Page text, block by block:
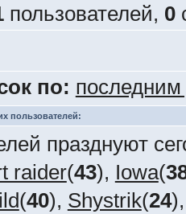
пользователей, 0
по:
пользователей:
празднуют
raider(43), Iowa(
(40), Shystrik(24